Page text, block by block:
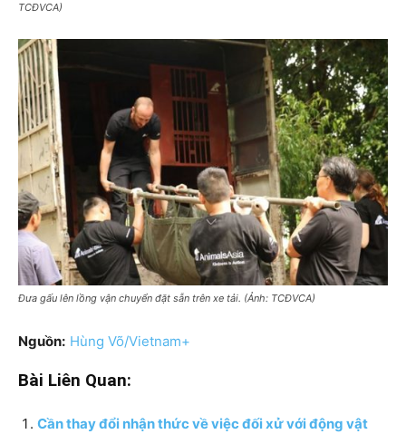
TCĐVCA)
Đưa gấu lên lồng vận chuyển đặt sẵn trên xe tải. (Ảnh: TCĐVCA)
Nguồn: Hùng Võ/Vietnam+
Bài Liên Quan:
Cần thay đổi nhận thức về việc đối xử với động vật